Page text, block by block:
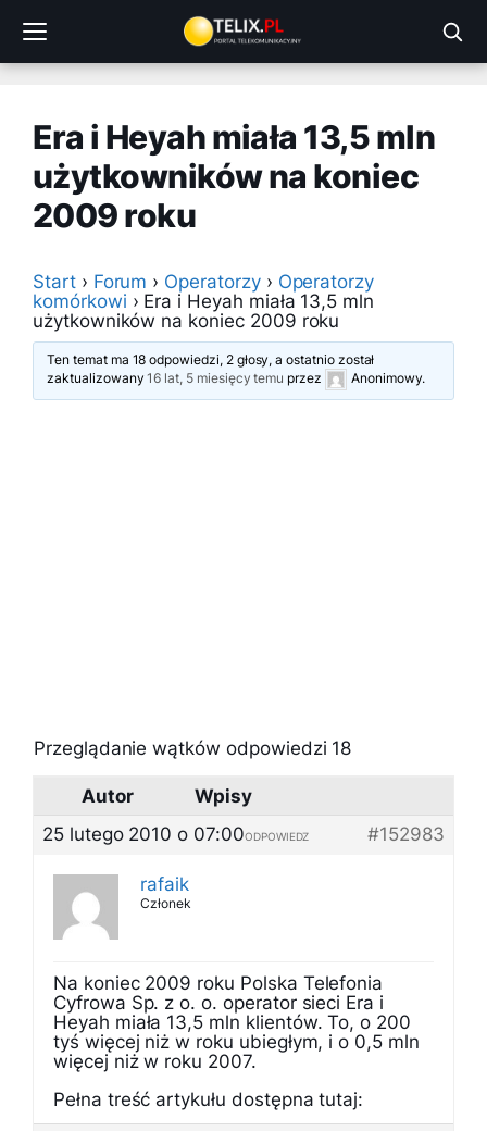
treści
Era i Heyah miała 13,5 mln
użytkowników na koniec
2009 roku
Start › Forum › Operatorzy › Operatorzy
komórkowi › Era i Heyah miała 13,5 mln
użytkowników na koniec 2009 roku
Ten temat ma 18 odpowiedzi, 2 głosy, a ostatnio został
zaktualizowany16 lat, 5 miesięcy temu przez Anonimowy.
Przeglądanie wątków odpowiedzi 18
Autor
Wpisy
25 lutego 2010 o 07:00
#152983
ODPOWIEDZ
rafaik
Członek
Na koniec 2009 roku Polska Telefonia
Cyfrowa Sp. z o. o. operator sieci Era i
Heyah miała 13,5 mln klientów. To, o 200
tyś więcej niż w roku ubiegłym, i o 0,5 mln
więcej niż w roku 2007.
Pełna treść artykułu dostępna tutaj: